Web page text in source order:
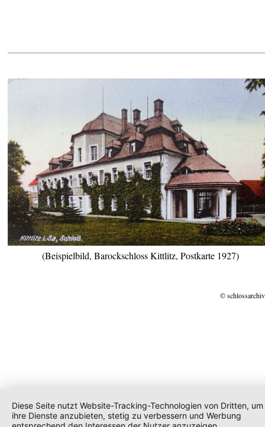
(Beispielbild, Barockschloss Kittlitz, Postkarte 1927)
©
Diese Seite nutzt Website-Tracking-Technologien von Dritten, um
ihre Dienste anzubieten, stetig zu verbessern und Werbung